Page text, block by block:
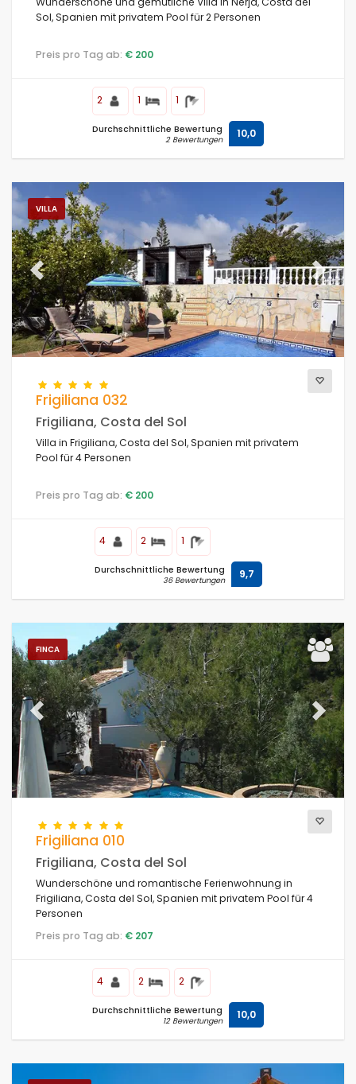
Sol, Spanien mit privatem Pool für 2 Personen
Preis pro Tag ab: € 200
2 1 1
Durchschnittliche Bewertung
2 Bewertungen 10,0
VILLA
Previous Next
Frigiliana 032
Frigiliana, Costa del Sol
Villa in Frigiliana, Costa del Sol, Spanien mit privatem
Pool für 4 Personen
Preis pro Tag ab: € 200
4 2 1
Durchschnittliche Bewertung
36 Bewertungen 9,7
FINCA
Previous Next
Frigiliana 010
Frigiliana, Costa del Sol
Wunderschöne und romantische Ferienwohnung in
Frigiliana, Costa del Sol, Spanien mit privatem Pool für 4
Personen
Preis pro Tag ab: € 207
4 2 2
Durchschnittliche Bewertung
12 Bewertungen 10,0